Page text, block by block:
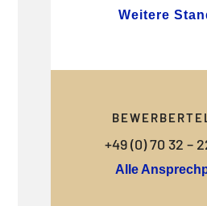
Weitere
+49 (0) 70 32 –
Alle